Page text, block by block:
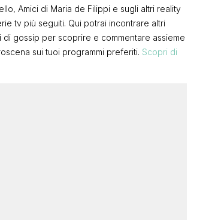
Amici di Maria de Filippi e sugli altri reality
tv più seguiti. Qui potrai incontrare altri
di gossip per scoprire e commentare assieme
sui tuoi programmi preferiti. Scopri di